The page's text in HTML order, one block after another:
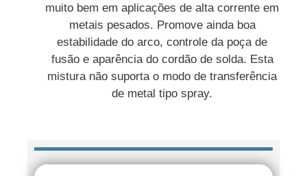
muito bem em aplicações de alta corrente em
metais pesados. Promove ainda boa
estabilidade do arco, controle da poça de
fusão e aparência do cordão de solda. Esta
mistura não suporta o modo de transferência
de metal tipo spray.